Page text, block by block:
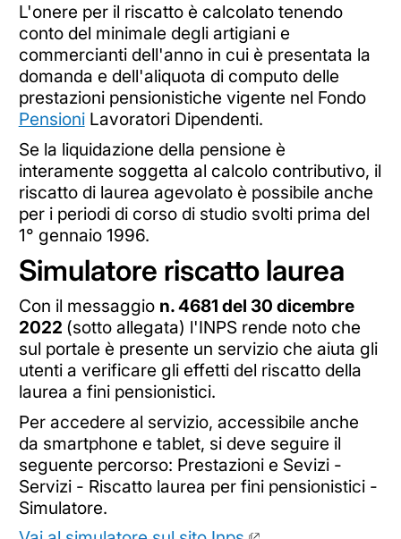
L'onere per il riscatto è calcolato tenendo
conto del minimale degli artigiani e
commercianti dell'anno in cui è presentata la
domanda e dell'aliquota di computo delle
prestazioni pensionistiche vigente nel Fondo
PensioniLavoratori Dipendenti.
Se la liquidazione della pensione è
interamente soggetta al calcolo contributivo, il
riscatto di laurea agevolato è possibile anche
per i periodi di corso di studio svolti prima del
1° gennaio 1996.
Simulatore riscatto laurea
Con il messaggio n. 4681 del 30 dicembre
2022 (sotto allegata) l'INPS rende noto che
sul portale è presente un servizio che aiuta gli
utenti a verificare gli effetti del riscatto della
laurea a fini pensionistici.
Per accedere al servizio, accessibile anche
da smartphone e tablet, si deve seguire il
seguente percorso: Prestazioni e Sevizi -
Servizi - Riscatto laurea per fini pensionistici -
Simulatore.